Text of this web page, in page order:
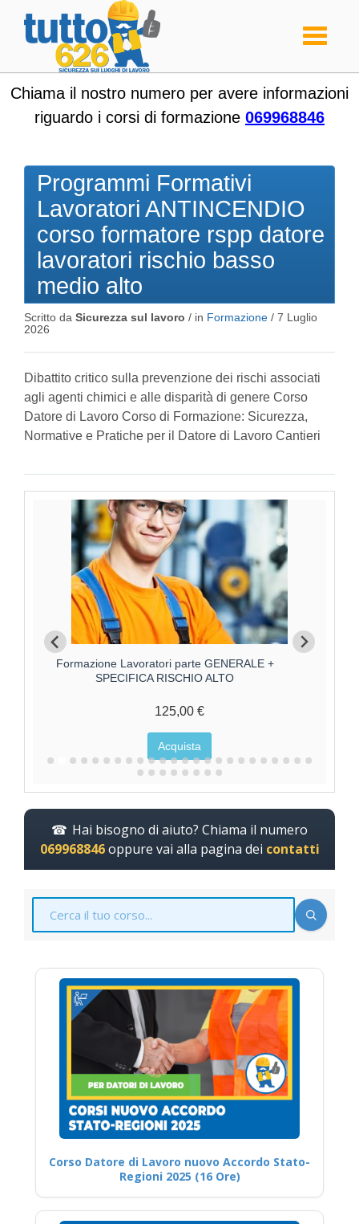
Toggle
Chiama il nostro numero per avere informazioni
riguardo i corsi di formazione 069968846
Programmi Formativi
Lavoratori ANTINCENDIO
corso formatore rspp datore
lavoratori rischio basso
medio alto
Scritto da Sicurezza sul lavoro / in Formazione / 7 Luglio
2026
Dibattito critico sulla prevenzione dei rischi associati
agli agenti chimici e alle disparità di genere Corso
Datore di Lavoro Corso di Formazione: Sicurezza,
Normative e Pratiche per il Datore di Lavoro Cantieri
Formazione Lavoratori parte GENERALE +
SPECIFICA RISCHIO ALTO
125,00 €
Acquista
Hai bisogno di aiuto? Chiama il numero
069968846oppure vai alla pagina dei contatti
Corso Datore di Lavoro nuovo Accordo Stato-
Regioni 2025 (16 Ore)